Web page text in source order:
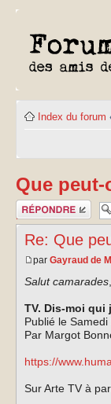
Index du forum
Que
Publier une
réponse
Re: Que
par Gayraud de
Salut camarades,
TV. Dis-moi
Publié le
Par Margot
https://
Sur Arte TV à